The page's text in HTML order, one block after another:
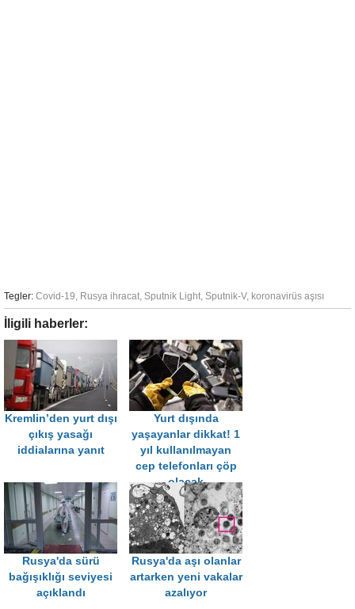
Tegler: Covid-19, Rusya ihracat, Sputnik Light, Sputnik-V, koronavirüs aşısı
İligili haberler:
Kremlin’den yurt dışı
çıkış yasağı
iddialarına yanıt
Yurt dışında
yaşayanlar dikkat! 1
yıl kullanılmayan
cep telefonları çöp
olacak
Rusya'da sürü
bağışıklığı seviyesi
açıklandı
Rusya'da aşı olanlar
artarken yeni vakalar
azalıyor